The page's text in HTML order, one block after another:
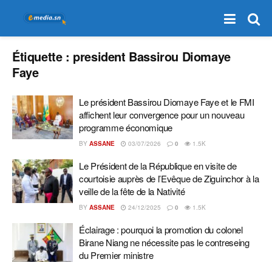
Étiquette : president Bassirou Diomaye
Faye
Le président Bassirou Diomaye Faye et le FMI
affichent leur convergence pour un nouveau
programme économique
BY ASSANE 03/07/2026 0 1.5K
Le Président de la République en visite de
courtoisie auprès de l’Evêque de Ziguinchor à la
veille de la fête de la Nativité
BY ASSANE 24/12/2025 0 1.5K
Éclairage : pourquoi la promotion du colonel
Birane Niang ne nécessite pas le contreseing
du Premier ministre